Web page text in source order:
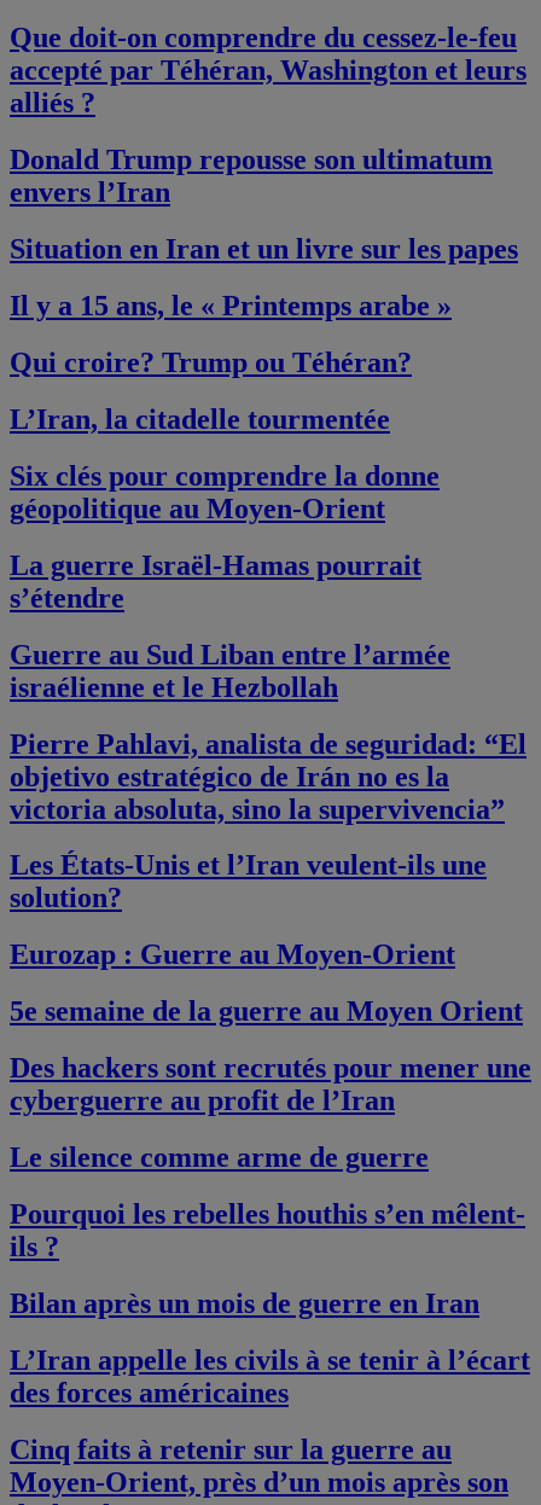
Que doit-on comprendre du cessez-le-feu
accepté par Téhéran, Washington et leurs
alliés ?
Donald Trump repousse son ultimatum
envers l’Iran
Situation en Iran et un livre sur les papes
Il y a 15 ans, le « Printemps arabe »
Qui croire? Trump ou Téhéran?
L’Iran, la citadelle tourmentée
Six clés pour comprendre la donne
géopolitique au Moyen-Orient
La guerre Israël-Hamas pourrait
s’étendre
Guerre au Sud Liban entre l’armée
israélienne et le Hezbollah
Pierre Pahlavi, analista de seguridad: “El
objetivo estratégico de Irán no es la
victoria absoluta, sino la supervivencia”
Les États-Unis et l’Iran veulent-ils une
solution?
Eurozap : Guerre au Moyen-Orient
5e semaine de la guerre au Moyen Orient
Des hackers sont recrutés pour mener une
cyberguerre au profit de l’Iran
Le silence comme arme de guerre
Pourquoi les rebelles houthis s’en mêlent-
ils ?
Bilan après un mois de guerre en Iran
L’Iran appelle les civils à se tenir à l’écart
des forces américaines
Cinq faits à retenir sur la guerre au
Moyen-Orient, près d’un mois après son